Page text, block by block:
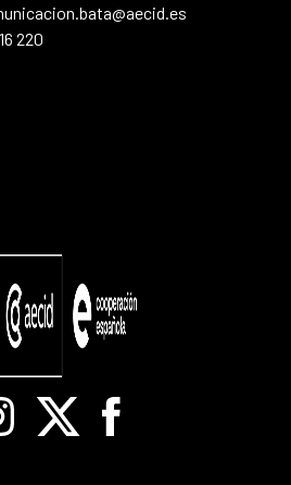
220
X Facebook